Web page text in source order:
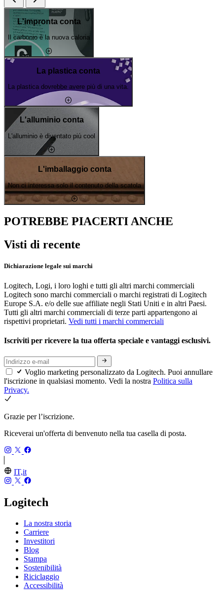
L'impronta conta
Il carbonio è la nuova caloria
La plastica conta
La plastica dovrebbe avere più di una vita.
L'alluminio conta
L'alluminio è diventato più cool
L'imballaggio conta
Non ci interessa solo il contenuto della scatola
POTREBBE PIACERTI ANCHE
Visti di recente
Dichiarazione legale sui marchi
Logitech, Logi, i loro loghi e tutti gli altri marchi commerciali
Logitech sono marchi commerciali o marchi registrati di Logitech
Europe S.A. e/o delle sue affiliate negli Stati Uniti e in altri Paesi.
Tutti gli altri marchi commerciali di terze parti appartengono ai
rispettivi proprietari. Vedi tutti i marchi commerciali
Iscriviti per ricevere la tua offerta speciale e vantaggi esclusivi.
Voglio marketing personalizzato da Logitech. Puoi annullare
l'iscrizione in qualsiasi momento. Vedi la nostra Politica sulla
Privacy.
Grazie per l’iscrizione.
Riceverai un'offerta di benvenuto nella tua casella di posta.
IT,it
Logitech
La nostra storia
Carriere
Investitori
Blog
Stampa
Sostenibilità
Riciclaggio
Accessibilità